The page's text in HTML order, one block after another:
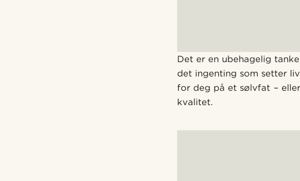
Det er en ubehagelig
det ingenting som setter
for deg på et sølvfat –
kvalitet.